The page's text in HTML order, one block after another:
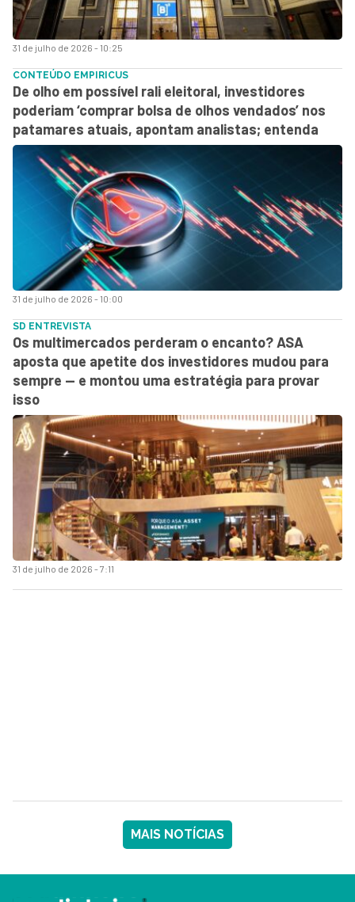
31 de julho de 2026 - 10:25
31 de julho de 2026 - 10:00
CONTEÚDO EMPIRICUS
De olho em possível rali eleitoral, investidores
poderiam ‘comprar bolsa de olhos vendados’ nos
patamares atuais, apontam analistas; entenda
31 de julho de 2026 - 7:11
SD ENTREVISTA
Os multimercados perderam o encanto? ASA
aposta que apetite dos investidores mudou para
sempre — e montou uma estratégia para provar
isso
MAIS NOTÍCIAS